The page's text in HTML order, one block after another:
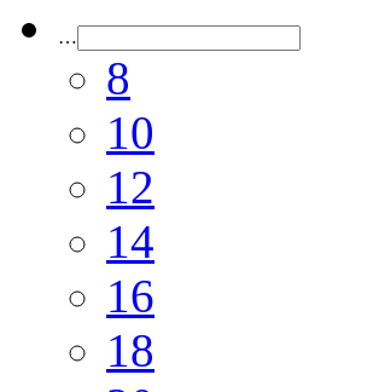
…
8
10
12
14
16
18